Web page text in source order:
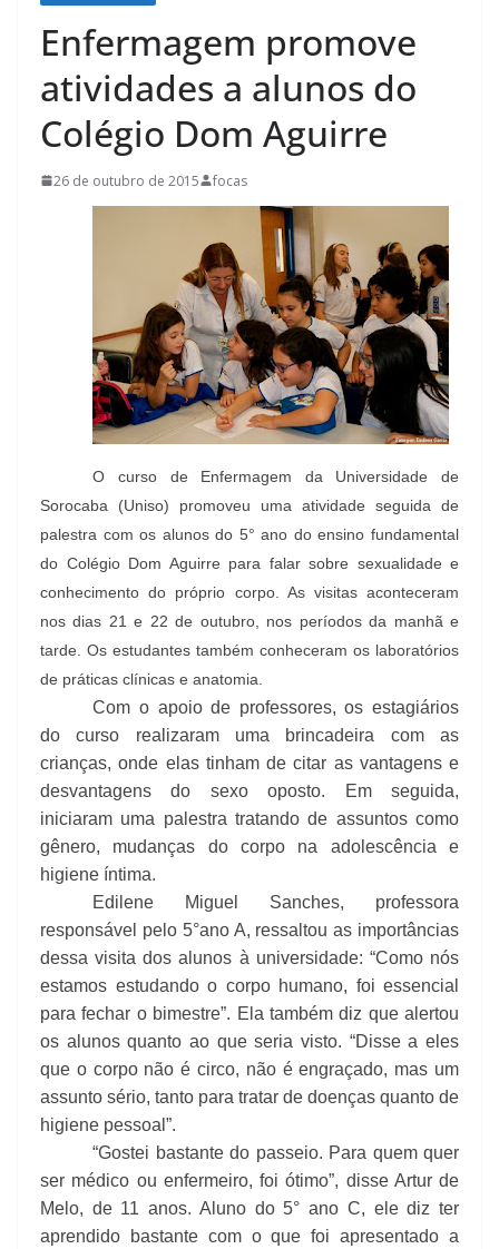
Enfermagem promove
atividades a alunos do
Colégio Dom Aguirre
26 de outubro de 2015 focas
O curso de Enfermagem da Universidade de
Sorocaba (Uniso) promoveu uma atividade seguida de
palestra com os alunos do 5° ano do ensino fundamental
do Colégio Dom Aguirre para falar sobre sexualidade e
conhecimento do próprio corpo. As visitas aconteceram
nos dias 21 e 22 de outubro, nos períodos da manhã e
tarde. Os estudantes também conheceram os laboratórios
de práticas clínicas e anatomia.
Com o apoio de professores, os estagiários
do curso realizaram uma brincadeira com as
crianças, onde elas tinham de citar as vantagens e
desvantagens do sexo oposto. Em seguida,
iniciaram uma palestra tratando de assuntos como
gênero, mudanças do corpo na adolescência e
higiene íntima.
Edilene Miguel Sanches, professora
responsável pelo 5°ano A, ressaltou as importâncias
dessa visita dos alunos à universidade: “Como nós
estamos estudando o corpo humano, foi essencial
para fechar o bimestre”. Ela também diz que alertou
os alunos quanto ao que seria visto. “Disse a eles
que o corpo não é circo, não é engraçado, mas um
assunto sério, tanto para tratar de doenças quanto de
higiene pessoal”.
“Gostei bastante do passeio. Para quem quer
ser médico ou enfermeiro, foi ótimo”, disse Artur de
Melo, de 11 anos. Aluno do 5° ano C, ele diz ter
aprendido bastante com o que foi apresentado a